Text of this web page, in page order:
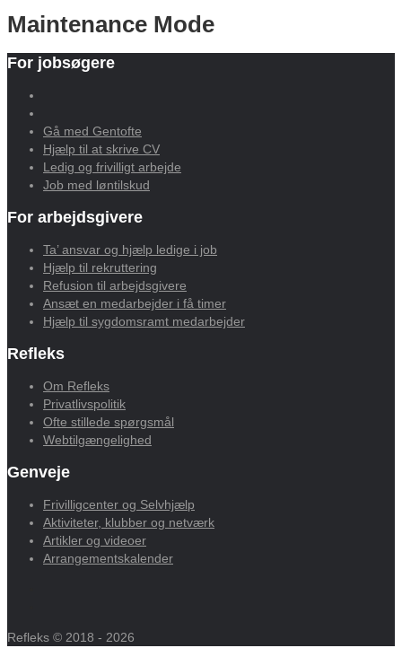
Maintenance Mode
For jobsøgere
Gå med Gentofte
Hjælp til at skrive CV
Ledig og frivilligt arbejde
Job med løntilskud
For arbejdsgivere
Ta’ ansvar og hjælp ledige i job
Hjælp til rekruttering
Refusion til arbejdsgivere
Ansæt en medarbejder i få timer
Hjælp til sygdomsramt medarbejder
Refleks
Om Refleks
Privatlivspolitik
Ofte stillede spørgsmål
Webtilgængelighed
Genveje
Frivilligcenter og Selvhjælp
Aktiviteter, klubber og netværk
Artikler og videoer
Arrangementskalender
Refleks © 2018 - 2026